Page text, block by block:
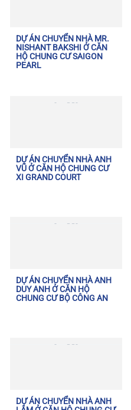
DỰ ÁN CHUYỂN NHÀ MR.
NISHANT BAKSHI Ở CĂN
HỘ CHUNG CƯ SAIGON
PEARL
DỰ ÁN CHUYỂN NHÀ ANH
VŨ Ở CĂN HỘ CHUNG CƯ
XI GRAND COURT
DỰ ÁN CHUYỂN NHÀ ANH
DUY ANH Ở CĂN HỘ
CHUNG CƯ BỘ CÔNG AN
DỰ ÁN CHUYỂN NHÀ ANH